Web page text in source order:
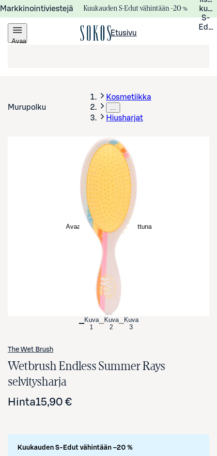
Markkinointiviestejä Kuukauden S-Edut vähintään –20 %
S-
Avaa
Etusivu
Murupolku
Kosmetiikka
…
Hiusharjat
Avaa tuotekuva suurennettuna
Kuva
1
Kuva
2
Kuva
3
The Wet Brush
Wetbrush Endless Summer Rays
selvitysharja
Hinta15,90 €
Kuukauden S-Edut vähintään –20 %